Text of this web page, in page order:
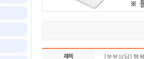
[부부상담] 행